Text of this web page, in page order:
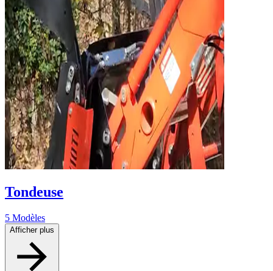
Tondeuse
5 Modèles
Afficher plus